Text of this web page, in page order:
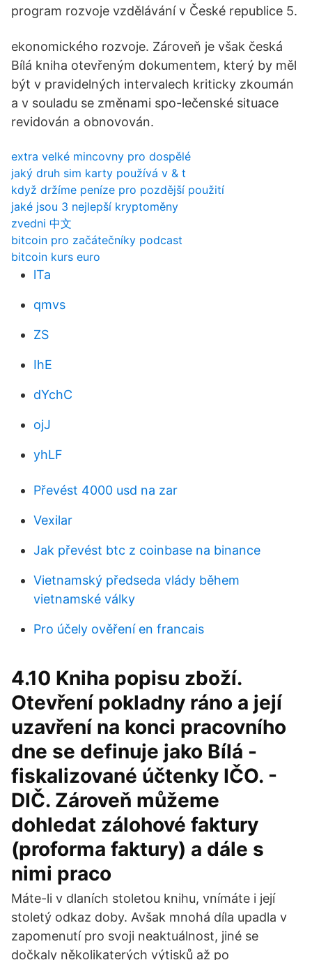
program rozvoje vzdělávání v České republice 5.
ekonomického rozvoje. Zároveň je však česká
Bílá kniha otevřeným dokumentem, který by měl
být v pravidelných intervalech kriticky zkoumán
a v souladu se změnami spo-lečenské situace
revidován a obnovován.
extra velké mincovny pro dospělé
jaký druh sim karty používá v & t
když držíme peníze pro pozdější použití
jaké jsou 3 nejlepší kryptoměny
zvedni 中文
bitcoin pro začátečníky podcast
bitcoin kurs euro
lTa
qmvs
ZS
IhE
dYchC
ojJ
yhLF
Převést 4000 usd na zar
Vexilar
Jak převést btc z coinbase na binance
Vietnamský předseda vlády během
vietnamské války
Pro účely ověření en francais
4.10 Kniha popisu zboží.
Otevření pokladny ráno a její
uzavření na konci pracovního
dne se definuje jako Bílá -
fiskalizované účtenky IČO. -
DIČ. Zároveň můžeme
dohledat zálohové faktury
(proforma faktury) a dále s
nimi praco
Máte-li v dlaních stoletou knihu, vnímáte i její
stoletý odkaz doby. Avšak mnohá díla upadla v
zapomenutí pro svoji neaktuálnost, jiné se
dočkaly několikaterých výtisků až po